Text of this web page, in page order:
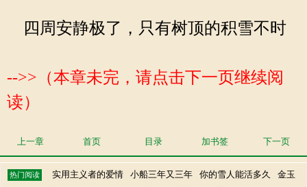
四周安静极了，只有树顶的积雪不时
-->>（本章未完，请点击下一页继续阅
读）
上一章 首页 目录 加书签 下一页
热门阅读 实用主义者的爱情 小船三年又三年 你的雪人能活多久 金玉